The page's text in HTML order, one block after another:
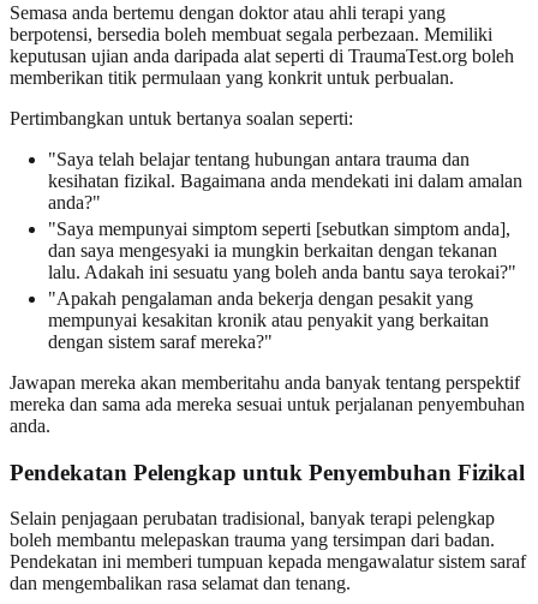
Semasa anda bertemu dengan doktor atau ahli terapi yang
berpotensi, bersedia boleh membuat segala perbezaan. Memiliki
keputusan ujian anda daripada alat seperti di TraumaTest.org boleh
memberikan titik permulaan yang konkrit untuk perbualan.
Pertimbangkan untuk bertanya soalan seperti:
"Saya telah belajar tentang hubungan antara trauma dan
kesihatan fizikal. Bagaimana anda mendekati ini dalam amalan
anda?"
"Saya mempunyai simptom seperti [sebutkan simptom anda],
dan saya mengesyaki ia mungkin berkaitan dengan tekanan
lalu. Adakah ini sesuatu yang boleh anda bantu saya terokai?"
"Apakah pengalaman anda bekerja dengan pesakit yang
mempunyai kesakitan kronik atau penyakit yang berkaitan
dengan sistem saraf mereka?"
Jawapan mereka akan memberitahu anda banyak tentang perspektif
mereka dan sama ada mereka sesuai untuk perjalanan penyembuhan
anda.
Pendekatan Pelengkap untuk Penyembuhan Fizikal
Selain penjagaan perubatan tradisional, banyak terapi pelengkap
boleh membantu melepaskan trauma yang tersimpan dari badan.
Pendekatan ini memberi tumpuan kepada mengawalatur sistem saraf
dan mengembalikan rasa selamat dan tenang.